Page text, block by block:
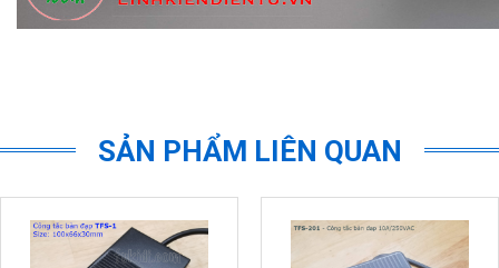
SẢN PHẨM LIÊN QUAN